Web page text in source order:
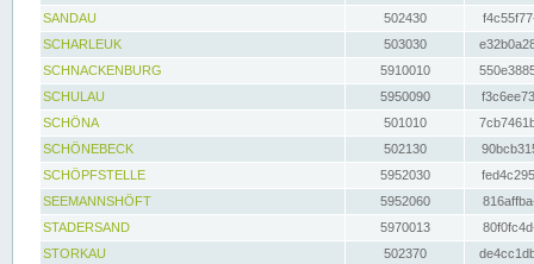
SANDAU
502430
SCHARLEUK
503030
SCHNACKENBURG
5910010
SCHULAU
5950090
SCHÖNA
501010
SCHÖNEBECK
502130
SCHÖPFSTELLE
5952030
SEEMANNSHÖFT
5952060
STADERSAND
5970013
STORKAU
502370